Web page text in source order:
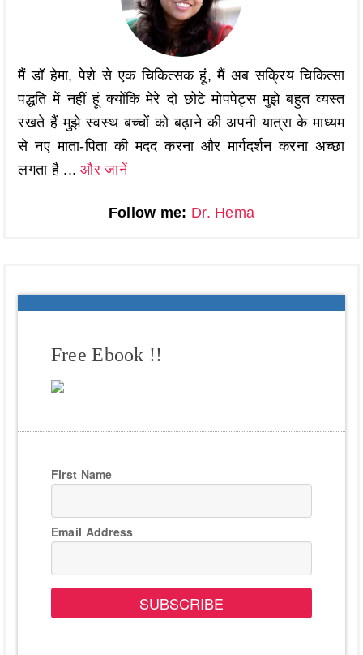
मैं डॉ हेमा, पेशे से एक चिकित्सक हूं, मैं अब सक्रिय चिकित्सा
पद्धति में नहीं हूं क्योंकि मेरे दो छोटे मोपपेट्स मुझे बहुत व्यस्त
रखते हैं मुझे स्वस्थ बच्चों को बढ़ाने की अपनी यात्रा के माध्यम
से नए माता-पिता की मदद करना और मार्गदर्शन करना अच्छा
लगता है ...और जानें
Follow me: Dr. Hema
Free Ebook !!
First Name
Email Address
SUBSCRIBE